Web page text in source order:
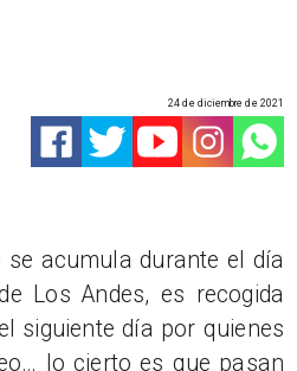
24 de diciembre de 2021
acumula durante el día
Los Andes, es recogida
siguiente día por quienes
lo cierto es que pasan